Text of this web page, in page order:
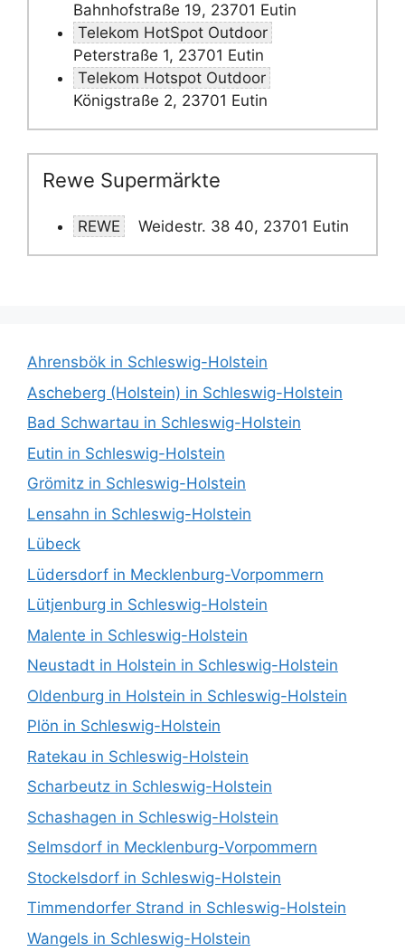
Bahnhofstraße 19, 23701 Eutin
Telekom HotSpot Outdoor
Peterstraße 1, 23701 Eutin
Telekom Hotspot Outdoor
Königstraße 2, 23701 Eutin
Rewe Supermärkte
REWE Weidestr. 38 40, 23701 Eutin
Ahrensbök in Schleswig-Holstein
Ascheberg (Holstein) in Schleswig-Holstein
Bad Schwartau in Schleswig-Holstein
Eutin in Schleswig-Holstein
Grömitz in Schleswig-Holstein
Lensahn in Schleswig-Holstein
Lübeck
Lüdersdorf in Mecklenburg-Vorpommern
Lütjenburg in Schleswig-Holstein
Malente in Schleswig-Holstein
Neustadt in Holstein in Schleswig-Holstein
Oldenburg in Holstein in Schleswig-Holstein
Plön in Schleswig-Holstein
Ratekau in Schleswig-Holstein
Scharbeutz in Schleswig-Holstein
Schashagen in Schleswig-Holstein
Selmsdorf in Mecklenburg-Vorpommern
Stockelsdorf in Schleswig-Holstein
Timmendorfer Strand in Schleswig-Holstein
Wangels in Schleswig-Holstein